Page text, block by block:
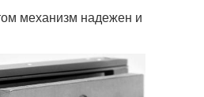
механизм надежен и